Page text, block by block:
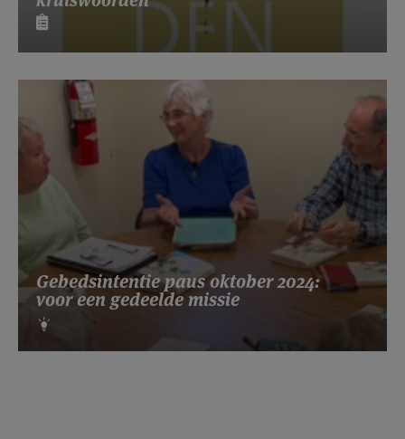
Gebedsintentie paus oktober 2024:
voor een gedeelde missie